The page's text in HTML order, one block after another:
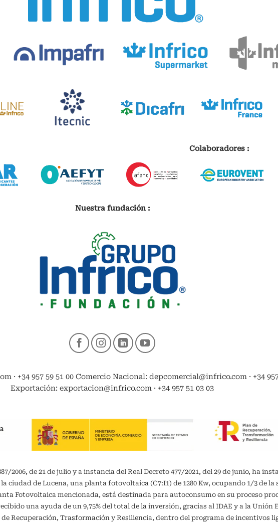
Colaboradores :
Nuestra fundación :
· +34 957 59 51 00 Comercio Nacional: depcomercial@infrico.com · +34
Exportación: exportacion@infrico.com · +34 957 51 03 03
2006, de 21 de julio y a instancia del Real Decreto 477/2021, del 29 de junio, ha
ciudad de Lucena, una planta fotovoltaica (C7:I1) de 1280 Kw, ocupando 1/3 de
Fotovoltaica mencionada, está destinada para autoconsumo en su proceso
una ayuda de un 9,75% del total de la inversión, gracias al IDAE y a la Unión
Recuperación, Trasformación y Resiliencia, dentro del programa de incentivos